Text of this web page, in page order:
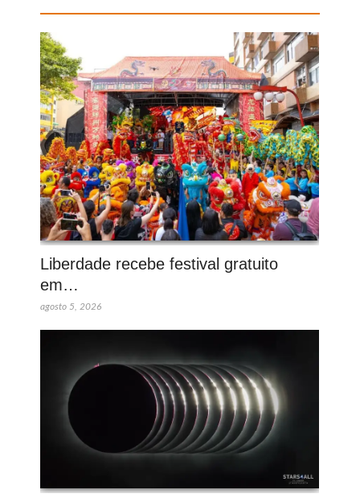
Liberdade recebe festival gratuito
em…
agosto 5, 2026